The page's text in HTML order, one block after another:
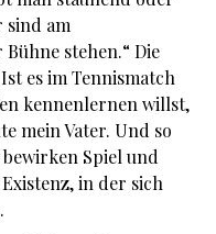
sind am
stehen.“ Die
es im Tennismatch
kennenlernen willst,
mein Vater. Und so
Spiel und
in der sich